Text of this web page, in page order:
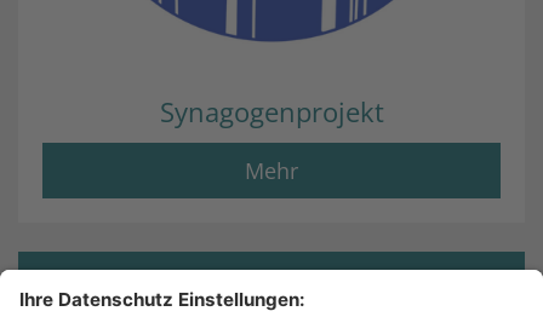
Synagogenprojekt
Mehr